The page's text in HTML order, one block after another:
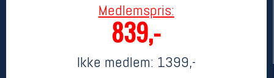
Medlemspris:
839,-
Ikke medlem: 1399,-